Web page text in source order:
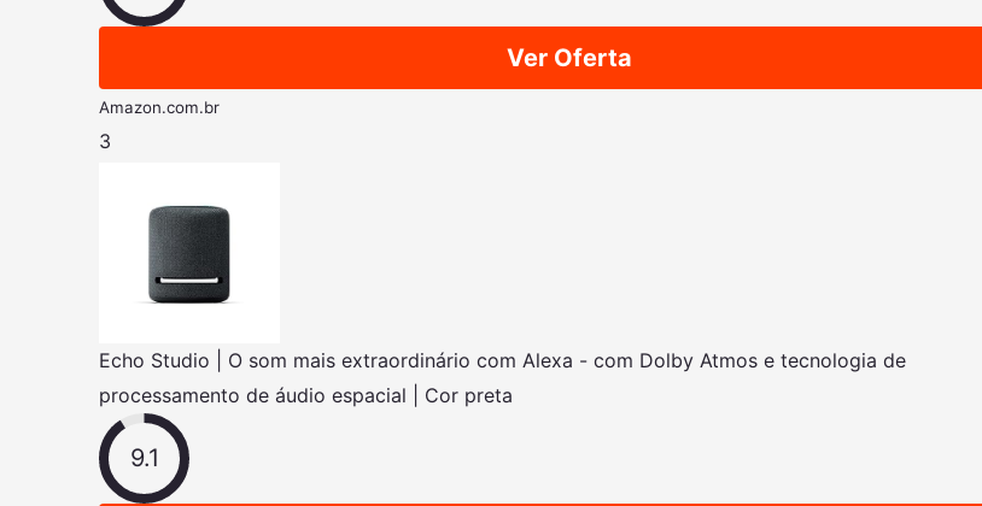
Ver Oferta
Amazon.com.br
3
Echo Studio | O som mais extraordinário com Alexa - com Dolby Atmos e tecnologia de
processamento de áudio espacial | Cor preta
9.1